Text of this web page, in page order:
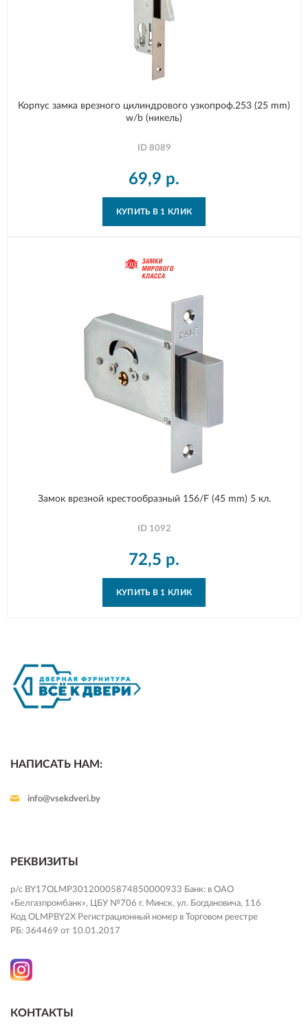
Корпус замка врезного цилиндрового узкопроф.253 (25 mm)
w/b (никель)
ID 8089
69,9 р.
КУПИТЬ В 1 КЛИК
Замок врезной крестообразный 156/F (45 mm) 5 кл.
ID 1092
72,5 р.
КУПИТЬ В 1 КЛИК
НАПИСАТЬ НАМ:
info@vsekdveri.by
РЕКВИЗИТЫ
р/с BY17OLMP30120005874850000933 Банк: в ОАО
«Белгазпромбанк», ЦБУ №706 г. Минск, ул. Богдановича, 116
Код OLMPBY2X Регистрационный номер в Торговом реестре
РБ: 364469 от 10.01.2017
КОНТАКТЫ